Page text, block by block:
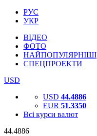
РУС
УКР
ВІДЕО
ФОТО
НАЙПОПУЛЯРНІШІ
СПЕЦПРОЕКТИ
USD
USD 44.4886
EUR 51.3350
Всі курси валют
44.4886